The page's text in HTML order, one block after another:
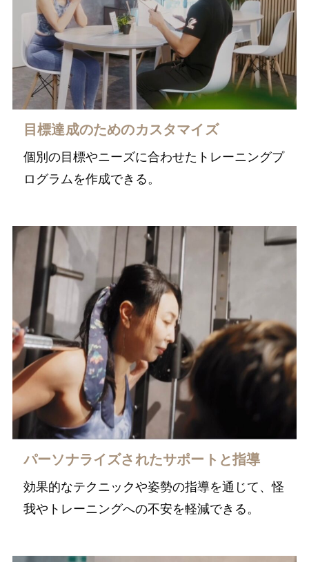
目標達成のためのカスタマイズ
個別の目標やニーズに合わせたトレーニングプ
ログラムを作成できる。
パーソナライズされたサポートと指導
効果的なテクニックや姿勢の指導を通じて、怪
我やトレーニングへの不安を軽減できる。